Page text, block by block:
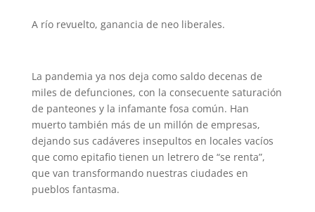
A río revuelto, ganancia de neo liberales.
La pandemia ya nos deja como saldo decenas de
miles de defunciones, con la consecuente saturación
de panteones y la infamante fosa común. Han
muerto también más de un millón de empresas,
dejando sus cadáveres insepultos en locales vacíos
que como epitafio tienen un letrero de “se renta”,
que van transformando nuestras ciudades en
pueblos fantasma.